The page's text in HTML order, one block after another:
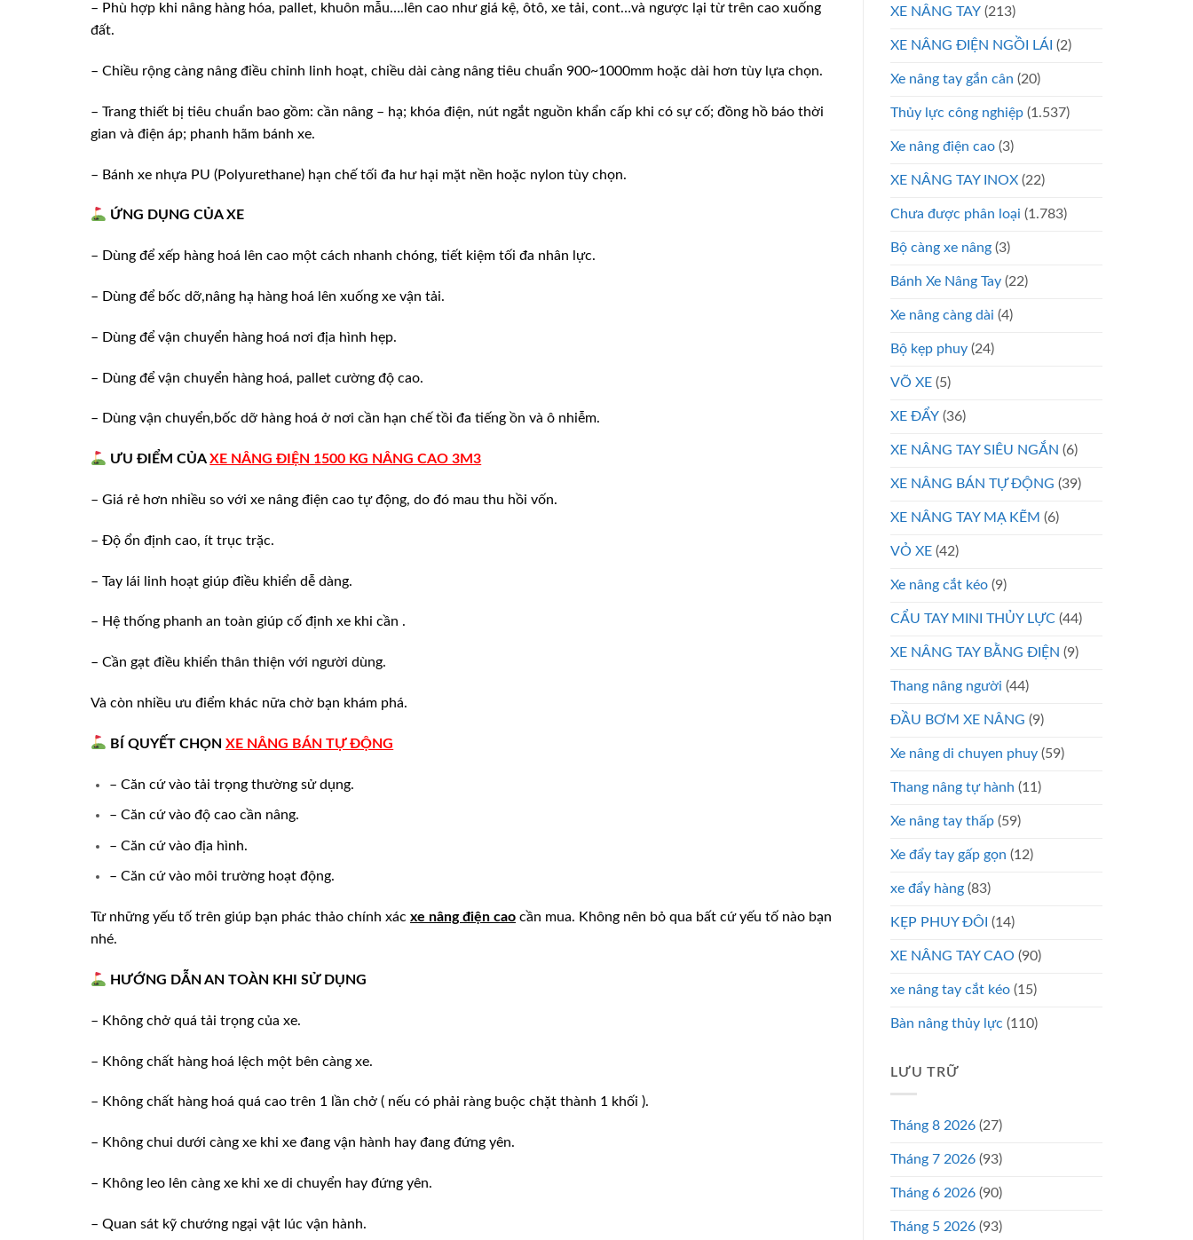
– Phù hợp khi nâng hàng hóa, pallet, khuôn mẫu….lên cao như giá kệ, ôtô, xe tải, cont…và ngược lại từ trên cao xuống
đất.
– Chiều rộng càng nâng điều chỉnh linh hoạt, chiều dài càng nâng tiêu chuẩn 900~1000mm hoặc dài hơn tùy lựa chọn.
– Trang thiết bị tiêu chuẩn bao gồm: cần nâng – hạ; khóa điện, nút ngắt nguồn khẩn cấp khi có sự cố; đồng hồ báo thời
gian và điện áp; phanh hãm bánh xe.
– Bánh xe nhựa PU (Polyurethane) hạn chế tối đa hư hại mặt nền hoặc nylon tùy chọn.
ỨNG DỤNG CỦA XE
– Dùng để xếp hàng hoá lên cao một cách nhanh chóng, tiết kiệm tối đa nhân lực.
– Dùng để bốc dỡ,nâng hạ hàng hoá lên xuống xe vận tải.
– Dùng để vận chuyển hàng hoá nơi địa hình hẹp.
– Dùng để vận chuyển hàng hoá, pallet cường độ cao.
– Dùng vận chuyển,bốc dỡ hàng hoá ở nơi cần hạn chế tồi đa tiếng ồn và ô nhiễm.
ƯU ĐIỂM CỦAXE NÂNG ĐIỆN 1500 KG NÂNG CAO 3M3
– Giá rẻ hơn nhiều so với xe nâng điện cao tự động, do đó mau thu hồi vốn.
– Độ ổn định cao, ít trục trặc.
– Tay lái linh hoạt giúp điều khiển dễ dàng.
– Hệ thống phanh an toàn giúp cố định xe khi cần .
– Cần gạt điều khiển thân thiện với người dùng.
Và còn nhiều ưu điểm khác nữa chờ bạn khám phá.
B Í QUYẾT CHỌNXE NÂNG BÁN TỰ ĐỘNG
– Căn cứ vào tải trọng thường sử dụng.
– Căn cứ vào độ cao cần nâng.
– Căn cứ vào địa hình.
– Căn cứ vào môi trường hoạt động.
Từ những yếu tố trên giúp bạn phác thảo chính xác xe nâng điện cao cần mua. Không nên bỏ qua bất cứ yếu tố nào bạn
nhé.
HƯỚNG DẪN AN TOÀN KHI SỬ DỤNG
– Không chở quá tải trọng của xe.
– Không chất hàng hoá lệch một bên càng xe.
– Không chất hàng hoá quá cao trên 1 lần chở ( nếu có phải ràng buộc chặt thành 1 khối ).
– Không chui dưới càng xe khi xe đang vận hành hay đang đứng yên.
– Không leo lên càng xe khi xe di chuyển hay đứng yên.
– Quan sát kỹ chướng ngại vật lúc vận hành.
XE NÂNG TAY (213)
XE NÂNG ĐIỆN NGỒI LÁI (2)
Xe nâng tay gắn cân (20)
Thủy lực công nghiệp (1.537)
Xe nâng điện cao (3)
XE NÂNG TAY INOX (22)
Chưa được phân loại (1.783)
Bộ càng xe nâng (3)
Bánh Xe Nâng Tay (22)
Xe nâng càng dài (4)
Bộ kẹp phuy (24)
VÕ XE (5)
XE ĐẨY (36)
XE NÂNG TAY SIÊU NGẮN (6)
XE NÂNG BÁN TỰ ĐỘNG (39)
XE NÂNG TAY MẠ KẼM (6)
VỎ XE (42)
Xe nâng cắt kéo (9)
CẨU TAY MINI THỦY LỰC (44)
XE NÂNG TAY BẰNG ĐIỆN (9)
Thang nâng người (44)
ĐẦU BƠM XE NÂNG (9)
Xe nâng di chuyen phuy (59)
Thang nâng tự hành (11)
Xe nâng tay thấp (59)
Xe đẩy tay gấp gọn (12)
xe đẩy hàng (83)
KẸP PHUY ĐÔI (14)
XE NÂNG TAY CAO (90)
xe nâng tay cắt kéo (15)
Bàn nâng thủy lực (110)
LƯU TRỮ
Tháng 8 2026 (27)
Tháng 7 2026 (93)
Tháng 6 2026 (90)
Tháng 5 2026 (93)